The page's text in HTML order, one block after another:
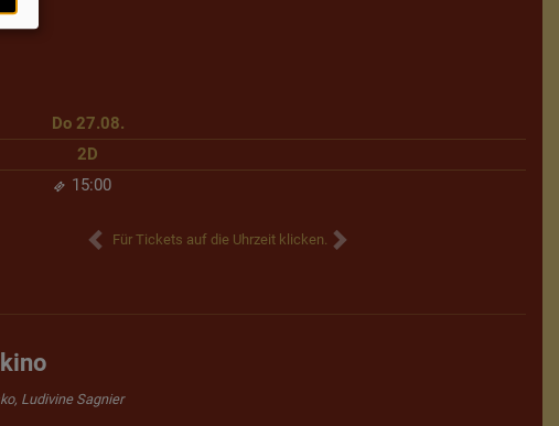
Do 27.08.
2D
15:00
Für Tickets auf die Uhrzeit klicken.
Ludivine Sagnier